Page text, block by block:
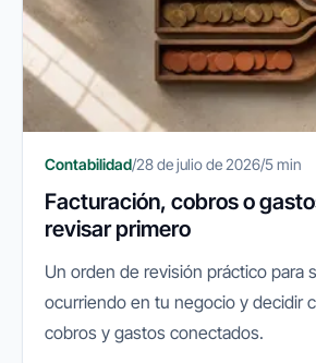
Contabilidad/28 de julio de 2026/5 min
Facturación, cobros o
revisar primero
Un orden de revisión práctico para
ocurriendo en tu negocio y decidir
cobros y gastos conectados.